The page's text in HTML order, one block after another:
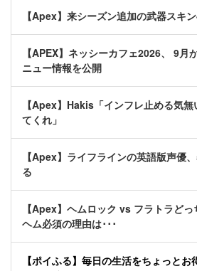
【Apex】来シーズン追加の武器スキ
【APEX】ネッシーカフェ2026、 9月
ニュー情報を公開
【Apex】Hakis「インフレ止める気
てくれ」
【Apex】ライフラインの英語版声優
る
【Apex】ヘムロック vs フラトラど
ヘム必須の理由は･･･
【ポイふる】毎日の生活をちょっと